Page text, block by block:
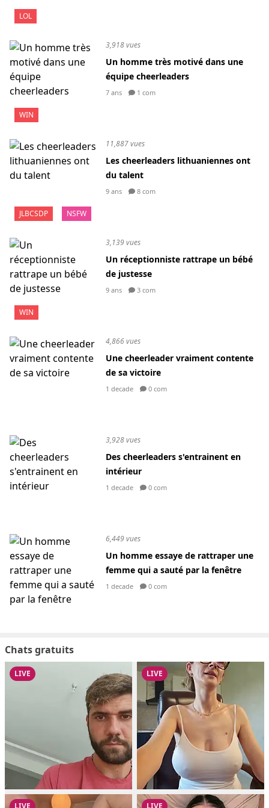
LOL
WIN
3,918 vues
Un homme très motivé dans une
équipe cheerleaders
7 ans 1 com
JLBCSDP NSFW
11,887 vues
Les cheerleaders lithuaniennes ont
du talent
9 ans 8 com
WIN
3,139 vues
Un réceptionniste rattrape un bébé
de justesse
9 ans 3 com
4,866 vues
Une cheerleader vraiment contente
de sa victoire
1 decade 0 com
3,928 vues
Des cheerleaders s'entrainent en
intérieur
1 decade 0 com
6,449 vues
Un homme essaye de rattraper une
femme qui a sauté par la fenêtre
1 decade 0 com
Chats gratuits